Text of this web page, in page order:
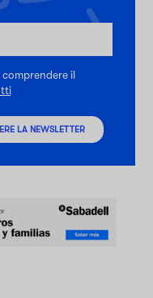
il
LA NEWSLETTER